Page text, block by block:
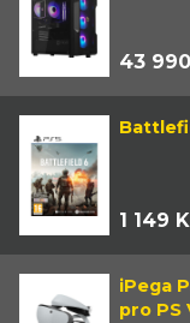
43
1 149
iPega
pro PS